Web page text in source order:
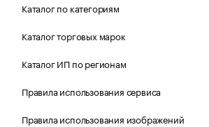
Каталог по категориям
Каталог торговых марок
Каталог ИП по регионам
Правила использования сервиса
Правила использования изображений